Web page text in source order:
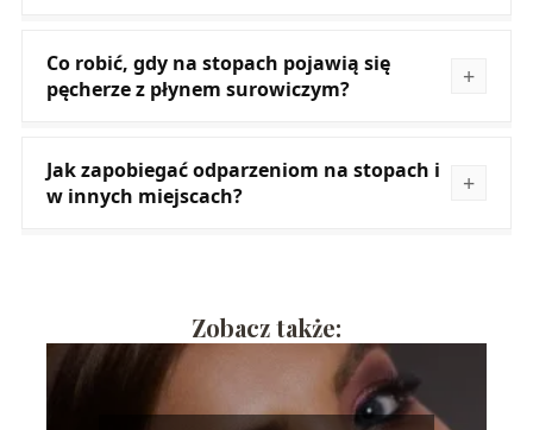
Co robić, gdy na stopach pojawią się
pęcherze z płynem surowiczym?
Jak zapobiegać odparzeniom na stopach i
w innych miejscach?
Zobacz także: